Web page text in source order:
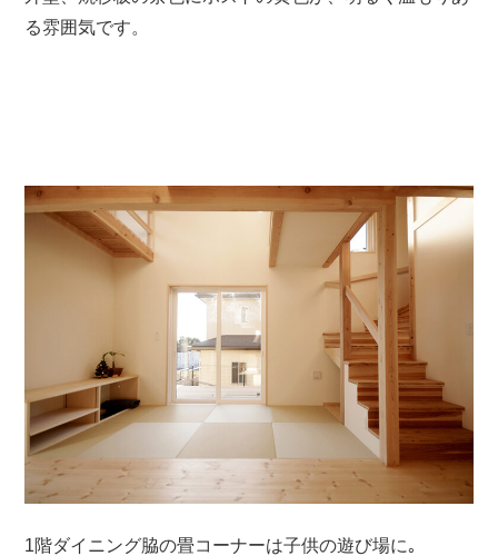
る雰囲気です。
1階ダイニング脇の畳コーナーは子供の遊び場に｡